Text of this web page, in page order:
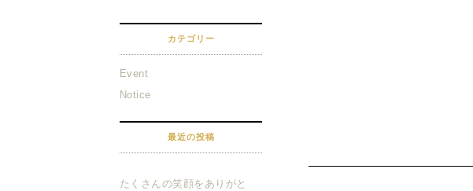
カテゴリー
Event
Notice
最近の投稿
たくさんの笑顔をありがと